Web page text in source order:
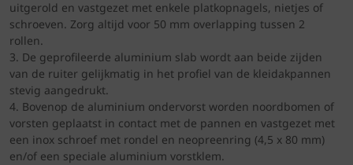
uitgerold en vastgezet met enkele platkopnagels, nietjes of
schroeven. Zorg altijd voor 50 mm overlapping tussen 2
rollen.
De geprofileerde aluminium slab wordt aan beide zijden
van de ruiter gelijkmatig in het profiel van de kleidakpannen
stevig aangedrukt.
Bovenop de aluminium ondervorst worden noordbomen of
vorsten geplaatst in contact met de pannen en vastgezet met
een inox schroef met rondel en neopreenring (4,5 x 80 mm)
en/of een speciale aluminium vorstklem.